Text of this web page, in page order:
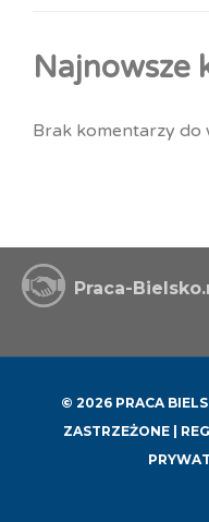
Najnowsze
Brak komentarzy do
Praca-
© 2026 PRACA
ZASTRZEŻONE |